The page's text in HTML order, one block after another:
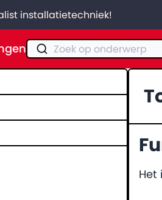
installatietechniek!
Zoek op onderwerp
Het